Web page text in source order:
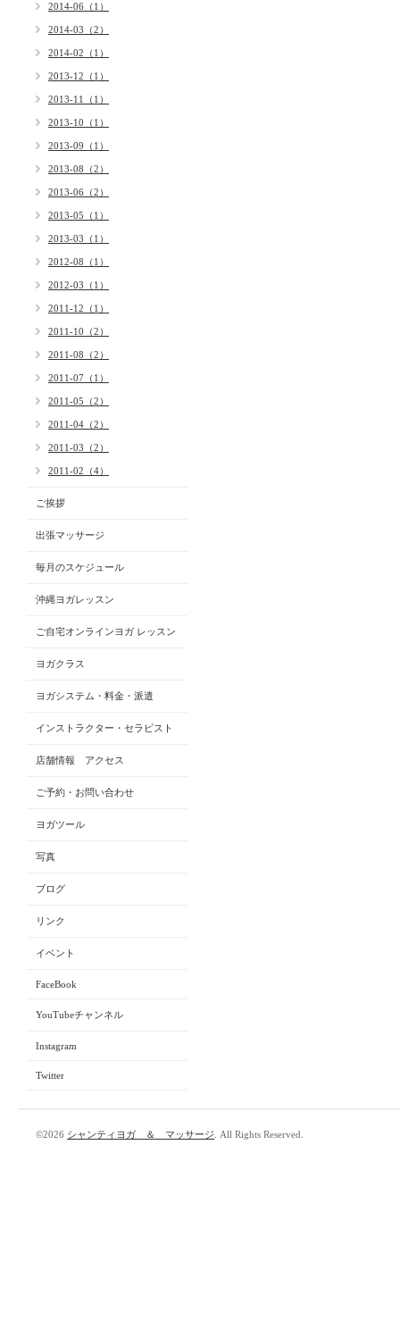
2014-06（1）
2014-03（2）
2014-02（1）
2013-12（1）
2013-11（1）
2013-10（1）
2013-09（1）
2013-08（2）
2013-06（2）
2013-05（1）
2013-03（1）
2012-08（1）
2012-03（1）
2011-12（1）
2011-10（2）
2011-08（2）
2011-07（1）
2011-05（2）
2011-04（2）
2011-03（2）
2011-02（4）
ご挨拶
出張マッサージ
毎月のスケジュール
沖縄ヨガレッスン
ご自宅オンラインヨガ レッスン
ヨガクラス
ヨガシステム・料金・派遣
インストラクター・セラピスト
店舗情報 アクセス
ご予約・お問い合わせ
ヨガツール
写真
ブログ
リンク
イベント
FaceBook
YouTubeチャンネル
Instagram
Twitter
©2026 シャンティヨガ ＆ マッサージ . All Rights Reserved.